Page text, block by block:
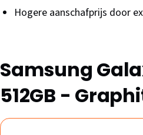
Hogere aanschafprijs door
Samsung
512GB -